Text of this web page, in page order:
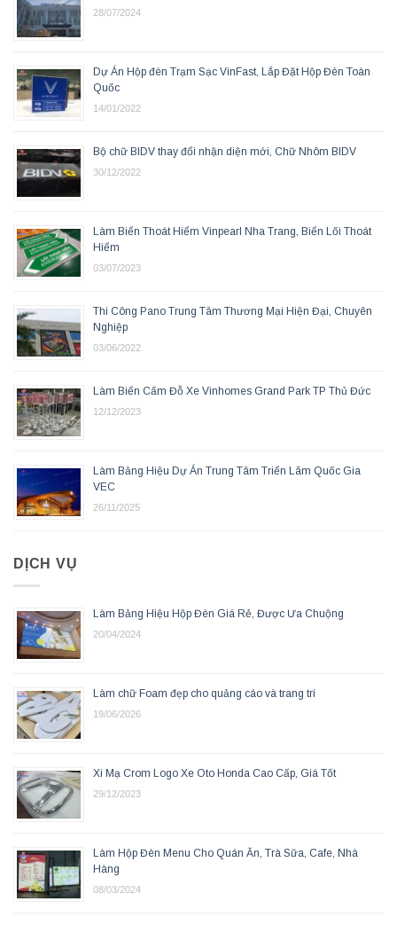
28/07/2024
Dự Án Hộp đèn Trạm Sạc VinFast, Lắp Đặt Hộp Đèn Toàn
Quốc
14/01/2022
Bộ chữ BIDV thay đổi nhận diện mới, Chữ Nhôm BIDV
30/12/2022
Làm Biển Thoát Hiểm Vinpearl Nha Trang, Biển Lối Thoát
Hiểm
03/07/2023
Thi Công Pano Trung Tâm Thương Mại Hiện Đại, Chuyên
Nghiệp
03/06/2022
Làm Biển Cấm Đỗ Xe Vinhomes Grand Park TP Thủ Đức
12/12/2023
Làm Bảng Hiệu Dự Án Trung Tâm Triển Lãm Quốc Gia
VEC
26/11/2025
DỊCH VỤ
Làm Bảng Hiệu Hộp Đèn Giá Rẻ, Được Ưa Chuộng
20/04/2024
Làm chữ Foam đẹp cho quảng cáo và trang trí
19/06/2026
Xi Mạ Crom Logo Xe Oto Honda Cao Cấp, Giá Tốt
29/12/2023
Làm Hộp Đèn Menu Cho Quán Ăn, Trà Sữa, Cafe, Nhà
Hàng
08/03/2024